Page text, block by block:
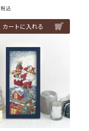
税込
カートに入れる